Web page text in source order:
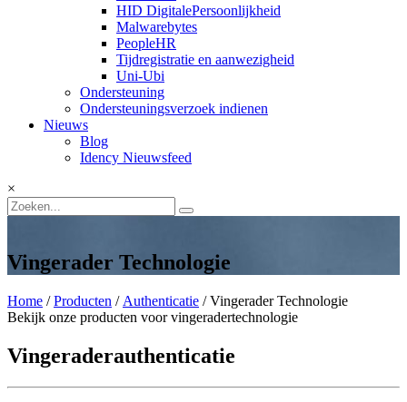
HID DigitalePersoonlijkheid
Malwarebytes
PeopleHR
Tijdregistratie en aanwezigheid
Uni-Ubi
Ondersteuning
Ondersteuningsverzoek indienen
Nieuws
Blog
Idency Nieuwsfeed
×
Vingerader Technologie
Home /Producten / Authenticatie / Vingerader Technologie
Bekijk onze producten voor vingeradertechnologie
Vingeraderauthenticatie